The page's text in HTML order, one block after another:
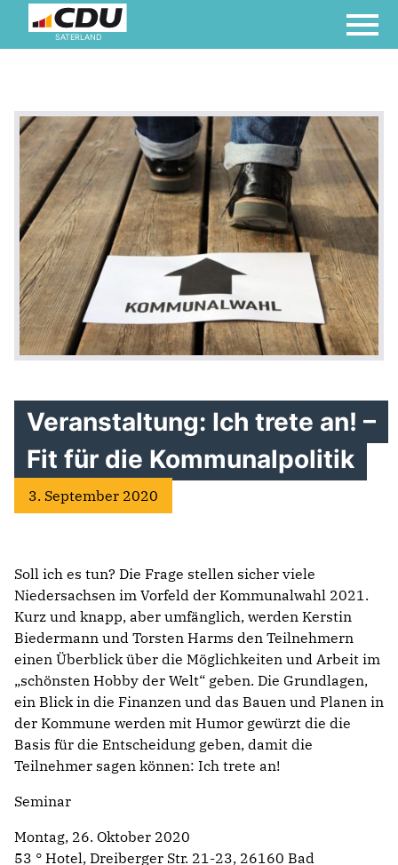
SATERLAND
Veranstaltung: Ich trete an! –
Fit für die Kommunalpolitik
3. September 2020
Soll ich es tun? Die Frage stellen sicher viele
Niedersachsen im Vorfeld der Kommunalwahl 2021.
Kurz und knapp, aber umfänglich, werden Kerstin
Biedermann und Torsten Harms den Teilnehmern
einen Überblick über die Möglichkeiten und Arbeit im
„schönsten Hobby der Welt“ geben. Die Grundlagen,
ein Blick in die Finanzen und das Bauen und Planen in
der Kommune werden mit Humor gewürzt die die
Basis für die Entscheidung geben, damit die
Teilnehmer sagen können: Ich trete an!
Seminar
Montag, 26. Oktober 2020
53 ° Hotel, Dreiberger Str. 21-23, 26160 Bad